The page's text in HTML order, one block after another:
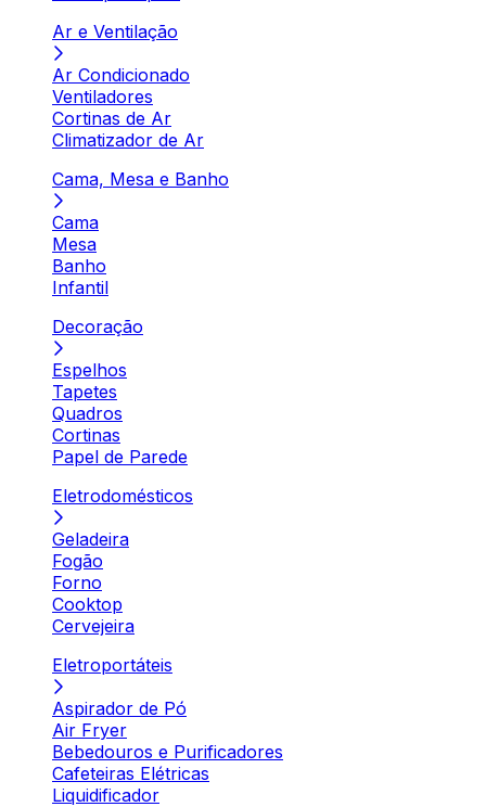
Ar e Ventilação
Ar Condicionado
Ventiladores
Cortinas de Ar
Climatizador de Ar
Cama, Mesa e Banho
Cama
Mesa
Banho
Infantil
Decoração
Espelhos
Tapetes
Quadros
Cortinas
Papel de Parede
Eletrodomésticos
Geladeira
Fogão
Forno
Cooktop
Cervejeira
Eletroportáteis
Aspirador de Pó
Air Fryer
Bebedouros e Purificadores
Cafeteiras Elétricas
Liquidificador